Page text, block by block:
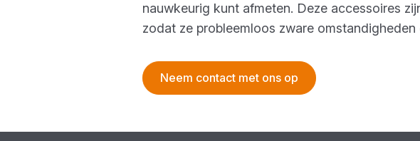
nauwkeurig kunt afmeten. Deze accessoires
zodat ze probleemloos zware
Neem contact met ons op